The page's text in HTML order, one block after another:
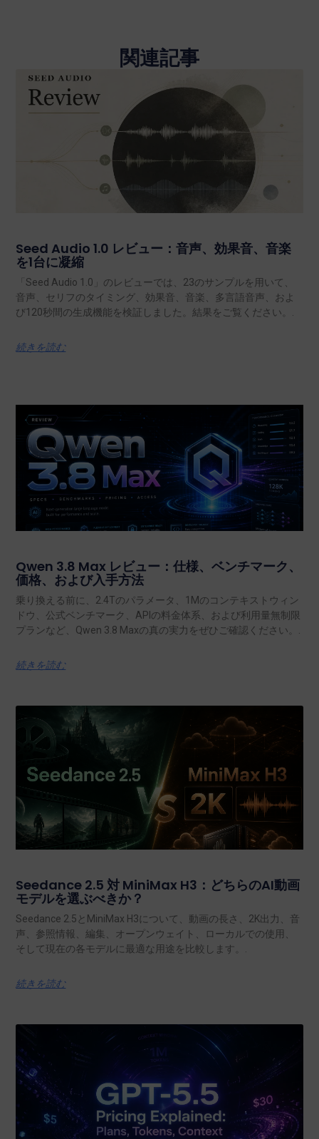
関連記事
Seed Audio 1.0 レビュー：音声、効果音、音楽
を1台に凝縮
「Seed Audio 1.0」のレビューでは、23のサンプルを用いて、
音声、セリフのタイミング、効果音、音楽、多言語音声、およ
び120秒間の生成機能を検証しました。結果をご覧ください。.
続きを読む
Qwen 3.8 Max レビュー：仕様、ベンチマーク、
価格、および入手方法
乗り換える前に、2.4Tのパラメータ、1Mのコンテキストウィン
ドウ、公式ベンチマーク、APIの料金体系、および利用量無制限
プランなど、Qwen 3.8 Maxの真の実力をぜひご確認ください。.
続きを読む
Seedance 2.5 対 MiniMax H3：どちらのAI動画
モデルを選ぶべきか？
Seedance 2.5とMiniMax H3について、動画の長さ、2K出力、音
声、参照情報、編集、オープンウェイト、ローカルでの使用、
そして現在の各モデルに最適な用途を比較します。.
続きを読む